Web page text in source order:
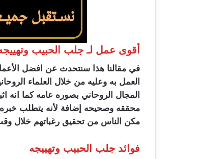
أقوى عمل لـ جلب الحبيب
في مقالنا هذا سنتحدث عن افضل
العمل به وعليه من خلال العلماء
المجال الروحاني بصوره عامه كما انه
محققه وصحيحه إضافة لأنه يتطلب
مكن الناس من تحقيق رغباتهم خلال
فوائد جلب الحبيب وتهييجه